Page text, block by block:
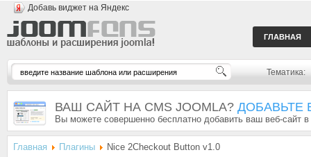
Добавь виджет на Яндекс
ГЛАВНАЯ
Тематика:
ВАШ САЙТ НА CMS JOOMLA? ДОБАВЬТЕ
Вы можете совершенно бесплатно добавить ваш веб-сайт
Главная Плагины Nice 2Checkout Button v1.0